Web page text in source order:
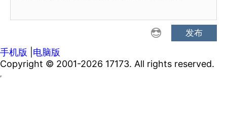
发布
手机版
电脑版
Copyright © 2001-2026 17173. All rights reserved.